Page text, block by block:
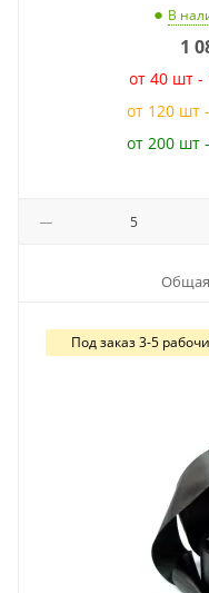
В
1
от 40 шт -
от 120 шт -
от 200 шт -
Общая
Под заказ 3-5